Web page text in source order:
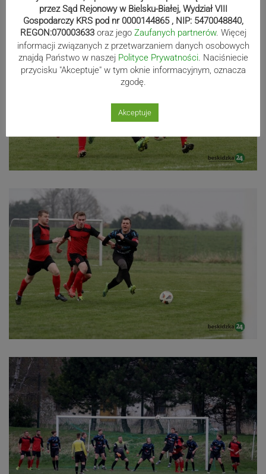
przez Sąd Rejonowy w Bielsku-Białej, Wydział VIII
Gospodarczy KRS pod nr 0000144865 , NIP: 5470048840,
REGON:070003633 oraz jego Zaufanych partnerów. Więcej
informacji związanych z przetwarzaniem danych osobowych
znajdą Państwo w naszej Polityce Prywatności. Naciśniecie
przycisku "Akceptuje" w tym oknie informacyjnym, oznacza
zgodę.
Akceptuje